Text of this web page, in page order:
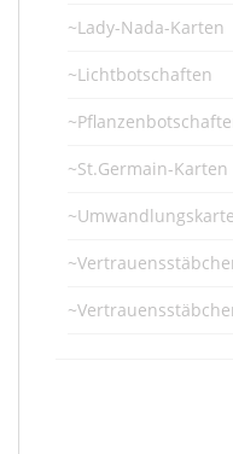
~Lady-Nada-Karten
~Lichtbotschaften
~St.Germain-Karten